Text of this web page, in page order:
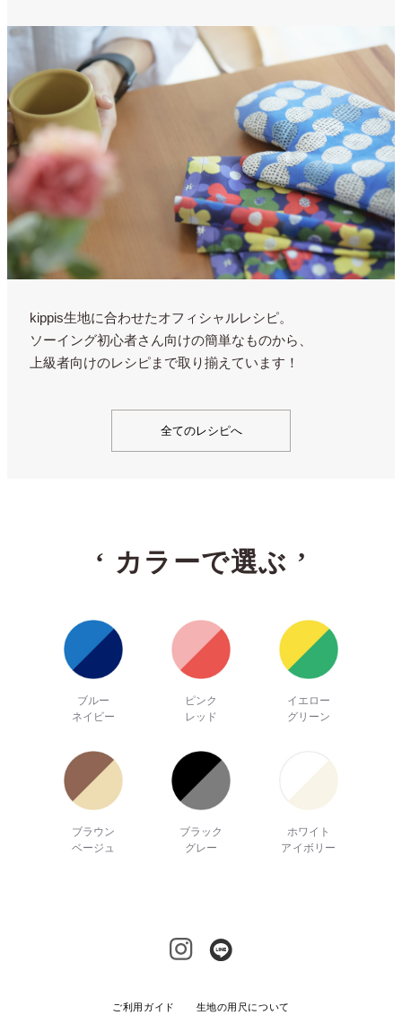
kippis生地に合わせたオフィシャルレシピ。
ソーイング初心者さん向けの簡単なものから、
上級者向けのレシピまで取り揃えています！
全てのレシピへ
‘ カラーで選ぶ ’
ブルー
ネイビー
ピンク
レッド
イエロー
グリーン
ブラウン
ベージュ
ブラック
グレー
ホワイト
アイボリー
ご利用ガイド 生地の用尺について